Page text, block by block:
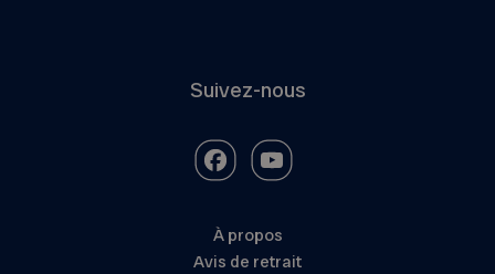
Suivez-nous
À propos
Avis de retrait